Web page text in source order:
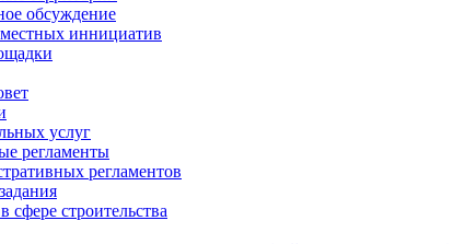
обсуждение
иннициатив
услуг
регламенты
регламентов
сфере строительства